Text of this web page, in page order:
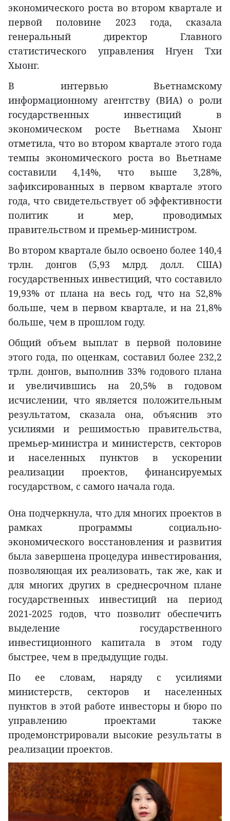
экономического роста во втором квартале и
первой половине 2023 года, сказала
генеральный директор Главного
статистического управления Нгуен Тхи
Хыонг.
В интервью Вьетнамскому
информационному агентству (ВИA) о роли
государственных инвестиций в
экономическом росте Вьетнама Хыонг
отметила, что во втором квартале этого года
темпы экономического роста во Вьетнаме
составили 4,14%, что выше 3,28%,
зафиксированных в первом квартале этого
года, что свидетельствует об эффективности
политик и мер, проводимых
правительством и премьер-министром.
Во втором квартале было освоено более 140,4
трлн. донгов (5,93 млрд. долл. США)
государственных инвестиций, что составило
19,93% от плана на весь год, что на 52,8%
больше, чем в первом квартале, и на 21,8%
больше, чем в прошлом году.
Общий объем выплат в первой половине
этого года, по оценкам, составил более 232,2
трлн. донгов, выполнив 33% годового плана
и увеличившись на 20,5% в годовом
исчислении, что является положительным
результатом, сказала она, объяснив это
усилиями и решимостью правительства,
премьер-министра и министерств, секторов
и населенных пунктов в ускорении
реализации проектов, финансируемых
государством, с самого начала года.
Она подчеркнула, что для многих проектов в
рамках программы социально-
экономического восстановления и развития
была завершена процедура инвестирования,
позволяющая их реализовать, так же, как и
для многих других в среднесрочном плане
государственных инвестиций на период
2021-2025 годов, что позволит обеспечить
выделение государственного
инвестиционного капитала в этом году
быстрее, чем в предыдущие годы.
По ее словам, наряду с усилиями
министерств, секторов и населенных
пунктов в этой работе инвесторы и бюро по
управлению проектами также
продемонстрировали высокие результаты в
реализации проектов.